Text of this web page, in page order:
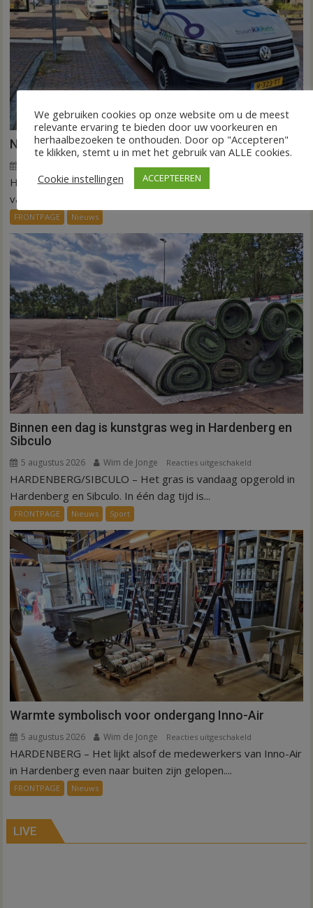
Nieuw ov-systeem verbindt alle kernen Hardenberg
Wim de Jonge Reacties uitgeschakeld
systeem
alle
kernen
Hardenberg
HARDENBERG – Eind volgend jaar moet een extra systeem
van buurtbussen het openbaar vervoer tot in...
FRONTPAGE Nieuws
Binnen een dag is kunstgras weg in Hardenberg en
Sibculo
5 augustus 2026 Wim de Jonge Reacties uitgeschakeld
Binnen
kunstgras
weg
in
Hardenberg
en
Sibculo
HARDENBERG/SIBCULO – Het gras is vandaag opgerold in
Hardenberg en Sibculo. In één dag tijd is...
FRONTPAGE Nieuws Sport
Warmte symbolisch voor ondergang Inno-Air
5 augustus 2026 Wim de Jonge Reacties uitgeschakeld
Warmte
HARDENBERG – Het lijkt alsof de medewerkers van Inno-Air
in Hardenberg even naar buiten zijn gelopen....
FRONTPAGE Nieuws
LIVE
We gebruiken cookies op onze website om u de meest
relevante ervaring te bieden door uw voorkeuren en
herhaalbezoeken te onthouden. Door op "Accepteren"
te klikken, stemt u in met het gebruik van ALLE cookies.
Cookie instellingen
ACCEPTEEREN